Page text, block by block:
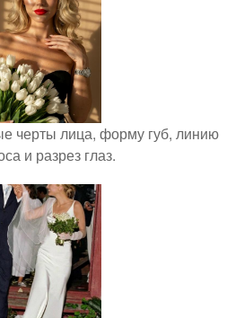
черты лица, форму губ, линию
и разрез глаз.